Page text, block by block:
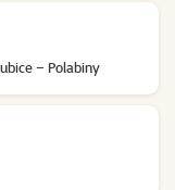
– Polabiny